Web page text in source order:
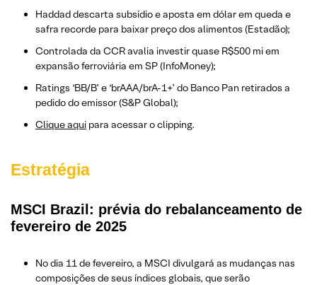
Haddad descarta subsídio e aposta em dólar em queda e
safra recorde para baixar preço dos alimentos (Estadão);
Controlada da CCR avalia investir quase R$500 mi em
expansão ferroviária em SP (InfoMoney);
Ratings ‘BB/B’ e ‘brAAA/brA-1+’ do Banco Pan retirados a
pedido do emissor (S&P Global);
Clique aqui para acessar o clipping.
Estratégia
MSCI Brazil: prévia do rebalanceamento de
fevereiro de 2025
No dia 11 de fevereiro, a MSCI divulgará as mudanças nas
composições de seus índices globais, que serão